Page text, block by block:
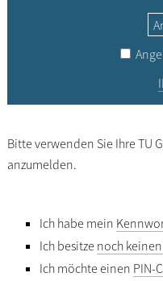
Bitte verwenden Sie Ihre TU
anzumelden.
Ich habe mein
Ich besitze noch
Ich möchte einen PIN-